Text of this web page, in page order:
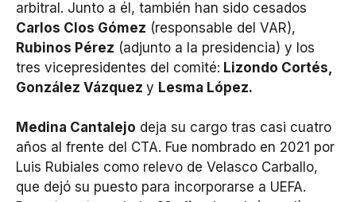
arbitral. Junto a él, también han sido cesados
Carlos Clos Gómez (responsable del VAR),
Rubinos Pérez (adjunto a la presidencia) y los
tres vicepresidentes del comité: Lizondo Cortés,
González Vázquez y Lesma López.
Medina Cantalejo deja su cargo tras casi cuatro
años al frente del CTA. Fue nombrado en 2021 por
Luis Rubiales como relevo de Velasco Carballo,
que dejó su puesto para incorporarse a UEFA.